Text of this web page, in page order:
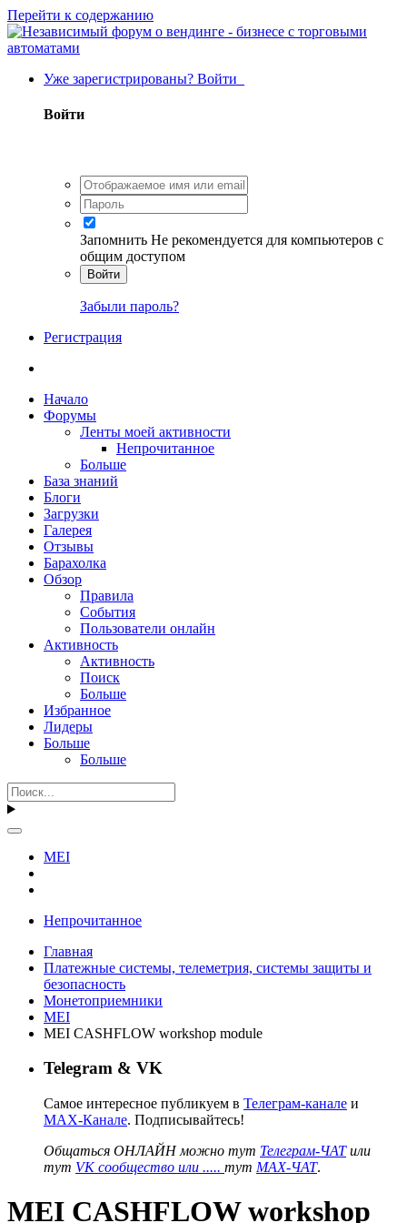
Перейти к содержанию
Уже зарегистрированы? Войти
Войти
Запомнить Не рекомендуется для компьютеров с
общим доступом
Войти
Забыли пароль?
Регистрация
Начало
Форумы
Ленты моей активности
Непрочитанное
Больше
База знаний
Блоги
Загрузки
Галерея
Отзывы
Барахолка
Обзор
Правила
События
Пользователи онлайн
Активность
Активность
Поиск
Больше
Избранное
Лидеры
Больше
Больше
MEI
Непрочитанное
Главная
Платежные системы, телеметрия, системы защиты и
безопасность
Монетоприемники
MEI
MEI CASHFLOW workshop module
Telegram & VK
Самое интересное публикуем в Телеграм-канале и
MAX-Канале. Подписывайтесь!
Общаться ОНЛАЙН можно тут Телеграм-ЧАТили
тут VK сообщество или ..... тут MAX-ЧАТ.
MEI CASHFLOW workshop